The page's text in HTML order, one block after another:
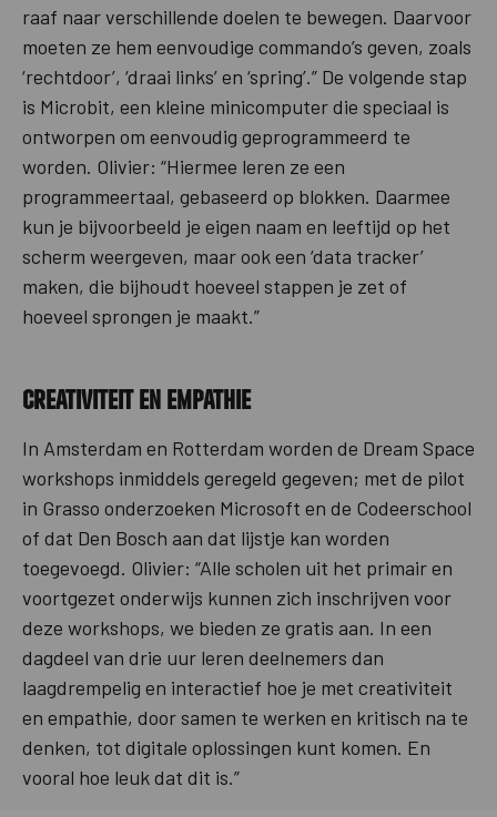
raaf naar verschillende doelen te bewegen. Daarvoor
moeten ze hem eenvoudige commando’s geven, zoals
‘rechtdoor’, ‘draai links’ en ‘spring’.” De volgende stap
is Microbit, een kleine minicomputer die speciaal is
ontworpen om eenvoudig geprogrammeerd te
worden. Olivier: “Hiermee leren ze een
programmeertaal, gebaseerd op blokken. Daarmee
kun je bijvoorbeeld je eigen naam en leeftijd op het
scherm weergeven, maar ook een ‘data tracker’
maken, die bijhoudt hoeveel stappen je zet of
hoeveel sprongen je maakt.”
Creativiteit en empathie
In Amsterdam en Rotterdam worden de Dream Space
workshops inmiddels geregeld gegeven; met de pilot
in Grasso onderzoeken Microsoft en de Codeerschool
of dat Den Bosch aan dat lijstje kan worden
toegevoegd. Olivier: “Alle scholen uit het primair en
voortgezet onderwijs kunnen zich inschrijven voor
deze workshops, we bieden ze gratis aan. In een
dagdeel van drie uur leren deelnemers dan
laagdrempelig en interactief hoe je met creativiteit
en empathie, door samen te werken en kritisch na te
denken, tot digitale oplossingen kunt komen. En
vooral hoe leuk dat dit is.”